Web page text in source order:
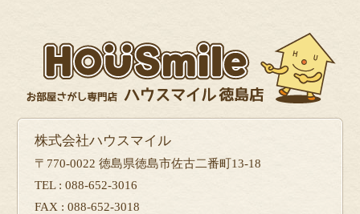
株式会社ハウスマイル
〒770-0022 徳島県徳島市佐古二番町13-18
TEL : 088-652-3016
FAX : 088-652-3018